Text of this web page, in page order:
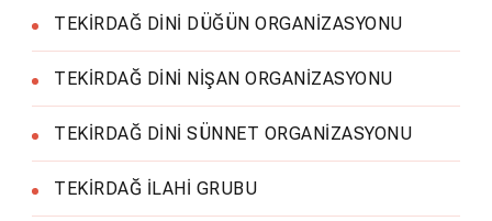
TEKİRDAĞ DİNİ DÜĞÜN ORGANİZASYONU
TEKİRDAĞ DİNİ NİŞAN ORGANİZASYONU
TEKİRDAĞ DİNİ SÜNNET ORGANİZASYONU
TEKİRDAĞ İLAHİ GRUBU